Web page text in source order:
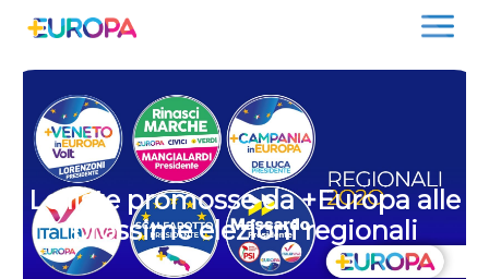
Le liste promosse da +Europa alle
prossime elezioni regionali